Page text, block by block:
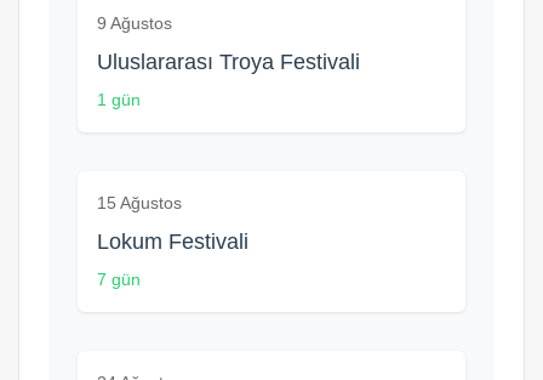
9 Ağustos
Uluslararası Troya Festivali
1 gün
15 Ağustos
Lokum Festivali
7 gün